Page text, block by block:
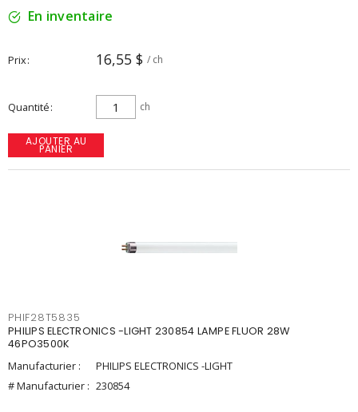
En inventaire
Prix 16,55 $ / ch
Quantité ch
AJOUTER AU
PANIER
PHIF28T5835
PHILIPS ELECTRONICS -LIGHT 230854 LAMPE FLUOR 28W
46PO3500K
Manufacturier :
PHILIPS ELECTRONICS -LIGHT
# Manufacturier : 230854